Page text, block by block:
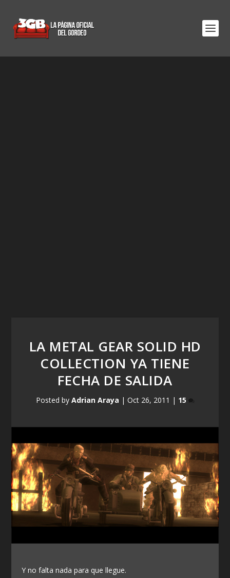
LA METAL GEAR SOLID HD
COLLECTION YA TIENE
FECHA DE SALIDA
Posted by Adrian Araya | Oct 26, 2011 | 15
Y no falta nada para que llegue.